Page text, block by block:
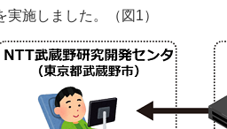
実施しました。（図1）